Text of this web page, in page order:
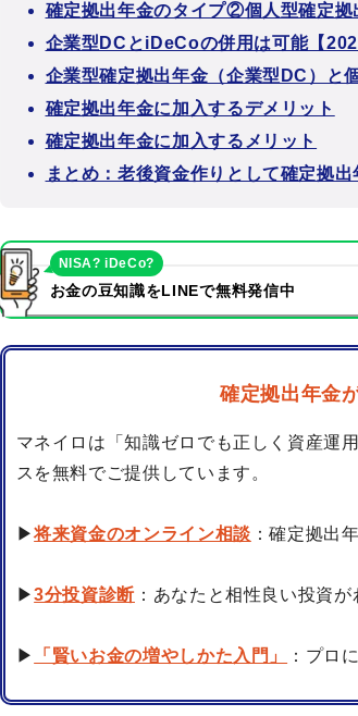
確定拠出年金のタイプ②個人型確定拠
企業型DCとiDeCoの併用は可能【
企業型確定拠出年金（企業型DC）と
確定拠出年金に加入するデメリット
確定拠出年金に加入するメリット
まとめ：老後資金作りとして確定拠出
お金の豆知識をLINEで無料発信中
NISA? iDeCo?
確定拠出年金
マネイロは「知識ゼロでも正しく資産運
スを無料でご提供しています。
▶将来資金のオンライン相談 ：確定拠出
▶3分投資診断：あなたと相性良い投資が
▶ 「賢いお金の増やしかた入門」 ：プロ